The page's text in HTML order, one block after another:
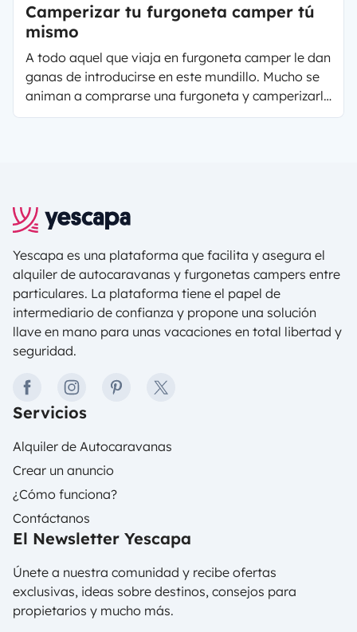
Camperizar tu furgoneta camper tú
mismo
A todo aquel que viaja en furgoneta camper le dan
ganas de introducirse en este mundillo. Mucho se
animan a comprarse una furgoneta y camperizarla
a su gusto. ¿Tú tambien eres un manitas y te lo
Yescapa es una plataforma que facilita y asegura el
alquiler de autocaravanas y furgonetas campers entre
particulares. La plataforma tiene el papel de
intermediario de confianza y propone una solución
llave en mano para unas vacaciones en total libertad y
seguridad.
facebookinstagrampinteresttwitter
Servicios
Alquiler de Autocaravanas
Crear un anuncio
¿Cómo funciona?
Contáctanos
El Newsletter Yescapa
Únete a nuestra comunidad y recibe ofertas
exclusivas, ideas sobre destinos, consejos para
propietarios y mucho más.